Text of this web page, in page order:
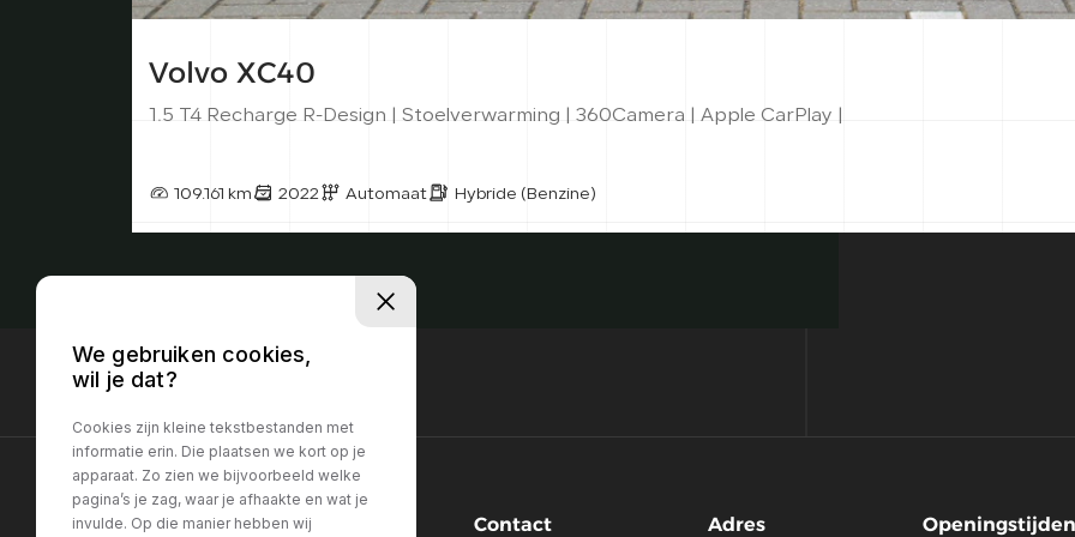
Volvo XC40
1.5 T4 Recharge R-Design | Stoelverwarming | 360Camera | Apple CarPlay |
109.161 km 2022 Automaat Hybride (Benzine)
Contact Adres Openingstijden
We gebruiken cookies,
wil je dat?
Cookies zijn kleine tekstbestanden met
informatie erin. Die plaatsen we kort op je
apparaat. Zo zien we bijvoorbeeld welke
pagina’s je zag, waar je afhaakte en wat je
invulde. Op die manier hebben wij